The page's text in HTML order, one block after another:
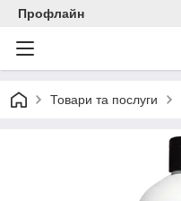
Профлайн
Товари та послуги